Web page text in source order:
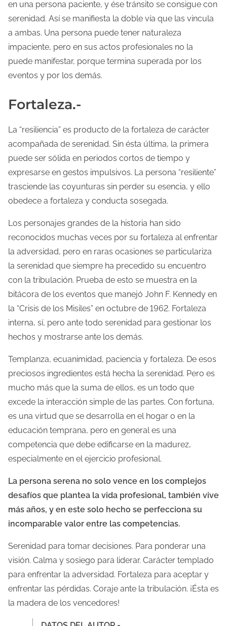
en una persona paciente, y ése tránsito se consigue con
serenidad. Así se manifiesta la doble vía que las vincula
a ambas. Una persona puede tener naturaleza
impaciente, pero en sus actos profesionales no la
puede manifestar, porque termina superada por los
eventos y por los demás.
Fortaleza.-
La “resiliencia” es producto de la fortaleza de carácter
acompañada de serenidad. Sin ésta última, la primera
puede ser sólida en periodos cortos de tiempo y
expresarse en gestos impulsivos. La persona “resiliente”
trasciende las coyunturas sin perder su esencia, y ello
obedece a fortaleza y conducta sosegada.
Los personajes grandes de la historia han sido
reconocidos muchas veces por su fortaleza al enfrentar
la adversidad, pero en raras ocasiones se particulariza
la serenidad que siempre ha precedido su encuentro
con la tribulación. Prueba de esto se muestra en la
bitácora de los eventos que manejó John F. Kennedy en
la “Crisis de los Misiles” en octubre de 1962. Fortaleza
interna, sí, pero ante todo serenidad para gestionar los
hechos y mostrarse ante los demás.
Templanza, ecuanimidad, paciencia y fortaleza. De esos
preciosos ingredientes está hecha la serenidad. Pero es
mucho más que la suma de ellos, es un todo que
excede la interacción simple de las partes. Con fortuna,
es una virtud que se desarrolla en el hogar o en la
educación temprana, pero en general es una
competencia que debe edificarse en la madurez,
especialmente en el ejercicio profesional.
La persona serena no solo vence en los complejos
desafíos que plantea la vida profesional, también vive
más años, y en este solo hecho se perfecciona su
incomparable valor entre las competencias.
Serenidad para tomar decisiones. Para ponderar una
visión. Calma y sosiego para liderar. Carácter templado
para enfrentar la adversidad. Fortaleza para aceptar y
enfrentar las pérdidas. Coraje ante la tribulación. ¡Ésta es
la madera de los vencedores!